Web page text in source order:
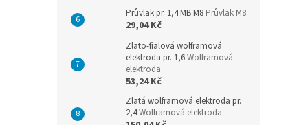
Průvlak pr. 1,4 MB M8 Průvlak M8
29,04 Kč
Zlato-fialová wolframová
elektroda pr. 1,6Wolframová
elektroda
53,24 Kč
Zlatá wolframová elektroda pr.
2,4Wolframová elektroda